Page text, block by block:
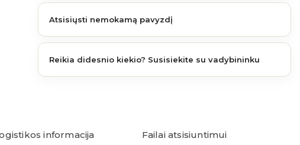
Atsisiųsti nemokamą pavyzdį
Reikia didesnio kiekio? Susisiekite su vadybininku
informacija Failai atsisiuntimui